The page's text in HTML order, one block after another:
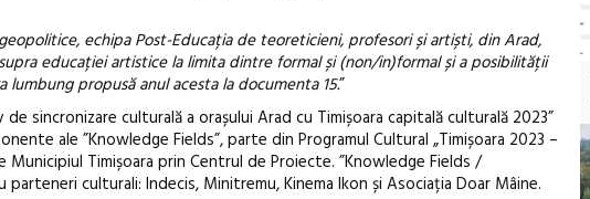
echipa Post-Educația de teoreticieni, profesori și artiști, din Arad,
educației artistice la limita dintre formal și (non/in)formal și a posibilității
propusă anul acesta la documenta 15.”
sincronizare culturală a orașului Arad cu Timișoara capitală culturală 2023”
ale ”Knowledge Fields”, parte din Programul Cultural „Timișoara 2023 –
Timișoara prin Centrul de Proiecte. ”Knowledge Fields /
culturali: Indecis, Minitremu, Kinema Ikon și Asociația Doar Mâine.